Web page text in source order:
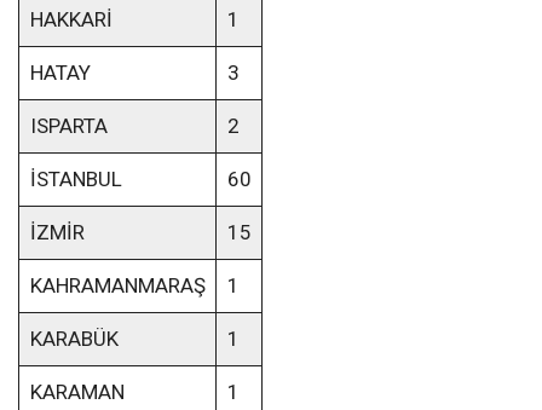
HAKKARİ 1
HATAY 3
ISPARTA 2
İSTANBUL 60
İZMİR 15
KAHRAMANMARAŞ 1
KARABÜK 1
KARAMAN 1